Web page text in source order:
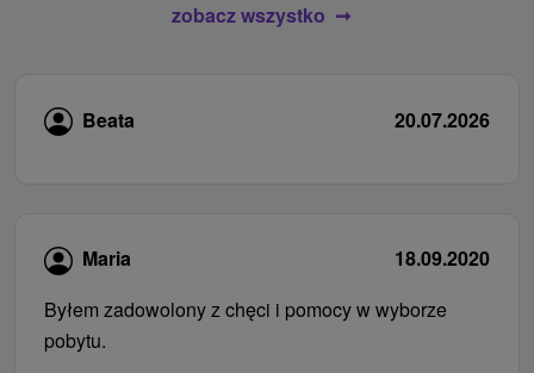
zobacz wszystko
Beata 20.07.2026
Maria
18.09.2020
Byłem zadowolony z chęci i pomocy w wyborze
pobytu.